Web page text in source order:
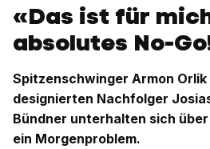
«Das ist für
absolutes No-
Spitzenschwinger Armon
designierten Nachfolger
Bündner unterhalten sich
ein Morgenproblem.